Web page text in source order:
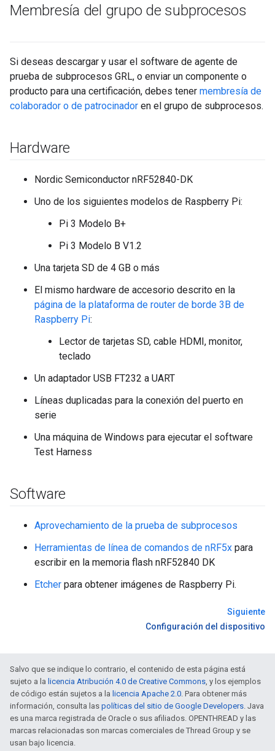
Membresía del grupo de subprocesos
Si deseas descargar y usar el software de agente de
prueba de subprocesos GRL, o enviar un componente o
producto para una certificación, debes tener membresía de
colaborador o de patrocinador en el grupo de subprocesos.
Hardware
Nordic Semiconductor nRF52840-DK
Uno de los siguientes modelos de Raspberry Pi:
Pi 3 Modelo B+
Pi 3 Modelo B V1.2
Una tarjeta SD de 4 GB o más
El mismo hardware de accesorio descrito en la
página de la plataforma de router de borde 3B de
Raspberry Pi:
Lector de tarjetas SD, cable HDMI, monitor,
teclado
Un adaptador USB FT232 a UART
Líneas duplicadas para la conexión del puerto en
serie
Una máquina de Windows para ejecutar el software
Test Harness
Software
Aprovechamiento de la prueba de subprocesos
Herramientas de línea de comandos de nRF5x para
escribir en la memoria flash nRF52840 DK
Etcher para obtener imágenes de Raspberry Pi.
Siguiente
Configuración del dispositivo
Salvo que se indique lo contrario, el contenido de esta página está
sujeto a la licencia Atribución 4.0 de Creative Commons, y los ejemplos
de código están sujetos a la licencia Apache 2.0. Para obtener más
información, consulta las políticas del sitio de Google Developers. Java
es una marca registrada de Oracle o sus afiliados. OPENTHREAD y las
marcas relacionadas son marcas comerciales de Thread Group y se
usan bajo licencia.